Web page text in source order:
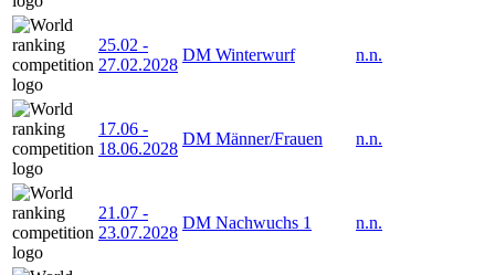
25.02 -
27.02.2028
DM Winterwurf n.n.
17.06 -
18.06.2028
DM Männer/Frauen n.n.
21.07 -
23.07.2028
DM Nachwuchs 1 n.n.